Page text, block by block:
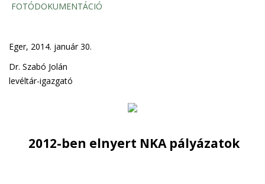
FOTÓDOKUMENTÁCIÓ
Eger, 2014. január 30.
Dr. Szabó Jolán
levéltár-igazgató
2012-ben elnyert NKA pályázatok